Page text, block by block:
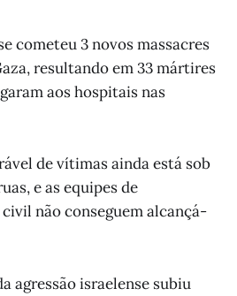
cometeu 3 novos massacres
resultando em 33 mártires
aos hospitais nas
de vítimas ainda está sob
e as equipes de
não conseguem alcançá-
agressão israelense subiu